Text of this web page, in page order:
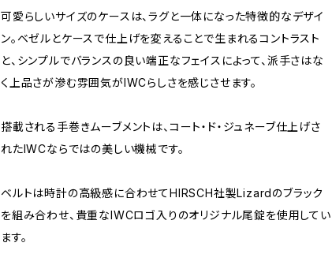
可愛らしいサイズのケースは、ラグと一体になった特徴的なデザイ
ン。ベゼルとケースで仕上げを変えることで生まれるコントラスト
と、シンプルでバランスの良い端正なフェイスによって、派手さはな
く上品さが滲む雰囲気がIWCらしさを感じさせます。
搭載される手巻きムーブメントは、コート・ド・ジュネーブ仕上げさ
れたIWCならではの美しい機械です。
ベルトは時計の高級感に合わせてHIRSCH社製Lizardのブラック
を組み合わせ、貴重なIWCロゴ入りのオリジナル尾錠を使用してい
ます。